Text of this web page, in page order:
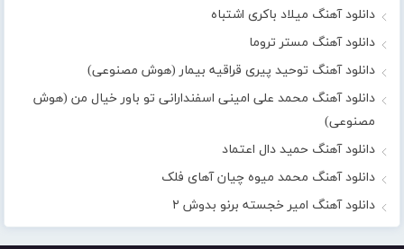
دانلود آهنگ میلاد باکری اشتباه
دانلود آهنگ مستر تروما
دانلود آهنگ توحید پیری قراقیه بیمار (هوش مصنوعی)
دانلود آهنگ محمد علی امینی اسفندارانی تو باور خیال من (هوش
مصنوعی)
دانلود آهنگ حمید دال اعتماد
دانلود آهنگ محمد میوه چیان آهای فلک
دانلود آهنگ امیر خجسته برنو بدوش ۲